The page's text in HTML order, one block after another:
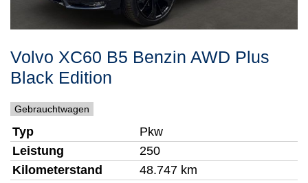
Volvo XC60 B5 Benzin AWD Plus
Black Edition
Gebrauchtwagen
Typ
Pkw
Leistung
250
Kilometerstand
48.747 km